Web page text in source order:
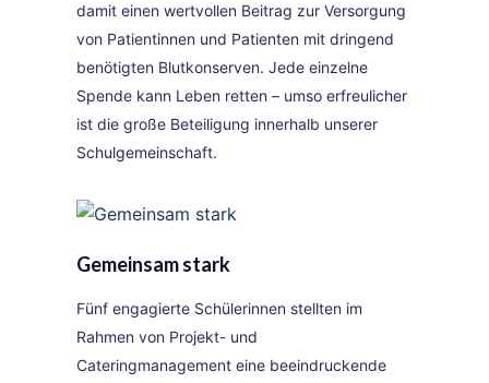
damit einen wertvollen Beitrag zur Versorgung
von Patientinnen und Patienten mit dringend
benötigten Blutkonserven. Jede einzelne
Spende kann Leben retten – umso erfreulicher
ist die große Beteiligung innerhalb unserer
Schulgemeinschaft.
Gemeinsam stark
Fünf engagierte Schülerinnen stellten im
Rahmen von Projekt- und
Cateringmanagement eine beeindruckende